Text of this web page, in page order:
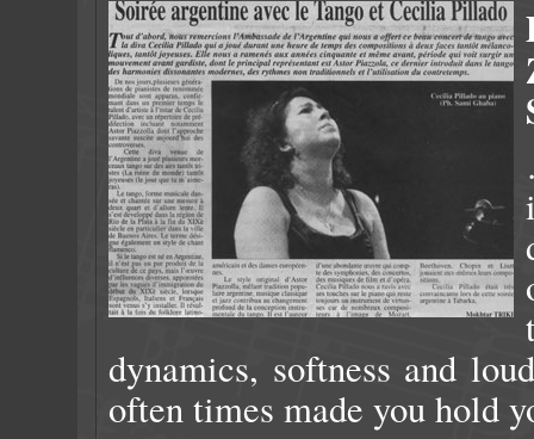
dynamics, softness and
often times made you hold